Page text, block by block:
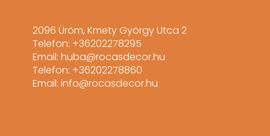
2096 Üröm, Kmety György Utca 2
Telefon: +36202278295
Email: huba@rocasdecor.hu
Telefon: +36202278860
Email: info@rocasdecor.hu